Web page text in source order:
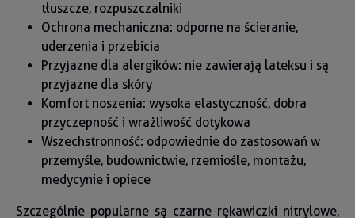
tłuszcze, rozpuszczalniki
Ochrona mechaniczna: odporne na ścieranie,
uderzenia i przebicia
Przyjazne dla alergików: nie zawierają lateksu i są
przyjazne dla skóry
Komfort noszenia: wysoka elastyczność, dobra
przyczepność i wrażliwość dotykowa
Wszechstronność: odpowiednie do zastosowań w
przemyśle, budownictwie, rzemiośle, montażu,
medycynie i opiece
Szczególnie popularne są czarne rękawiczki nitrylowe,